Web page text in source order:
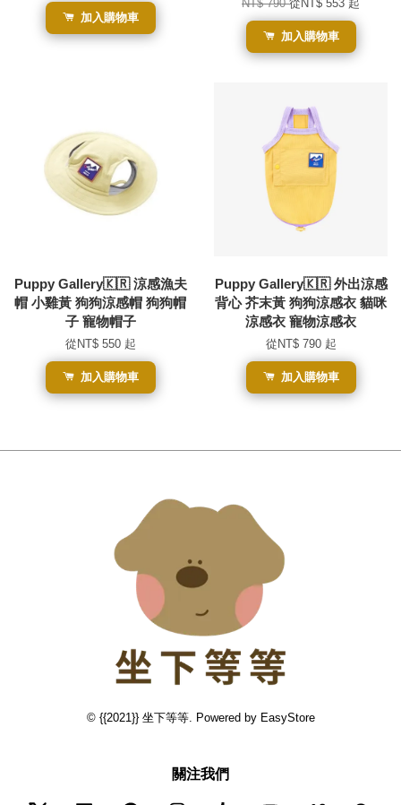
加入購物車
NT$ 790從NT$ 553 起
加入購物車
Puppy Gallery🇰🇷 涼感漁夫
帽 小雞黃 狗狗涼感帽 狗狗帽
子 寵物帽子
從NT$ 550 起
加入購物車
Puppy Gallery🇰🇷 外出涼感
背心 芥末黃 狗狗涼感衣 貓咪
涼感衣 寵物涼感衣
從NT$ 790 起
加入購物車
© {{2021}} 坐下等等. Powered by EasyStore
關注我們